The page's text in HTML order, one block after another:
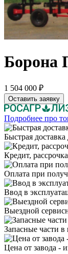
Борона
1 504 000 ₽
Оставить заявку
Подробнее про
Быстрая
Кредит,
Оплата при
Ввод в
Выездной
Запасные части